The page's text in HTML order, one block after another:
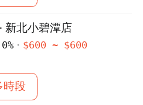
新北小碧潭店
0% $600 ~ $600
時段